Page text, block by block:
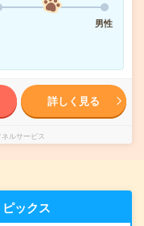
男性
詳しく見る
ルサービス
ピックス